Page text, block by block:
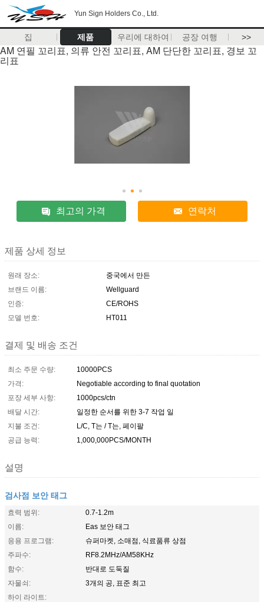
Yun Sign Holders Co., Ltd.
집 제품 우리에 대하여 공장 여행 >>
AM 연필 꼬리표, 의류 안전 꼬리표, AM 단단한 꼬리표, 경보 꼬
리표
최고의 가격 연락처
제품 상세 정보
원래 장소:
중국에서 만든
브랜드 이름:
Wellguard
인증:
CE/ROHS
모델 번호:
HT011
결제 및 배송 조건
최소 주문 수량:
10000PCS
가격:
Negotiable according to final quotation
포장 세부 사항:
1000pcs/ctn
배달 시간:
일정한 순서를 위한 3-7 작업 일
지불 조건:
L/C, T는 / T는, 페이팔
공급 능력:
1,000,000PCS/MONTH
설명
검사점 보안 태그
효력 범위:
0.7-1.2m
이름:
Eas 보안 태그
응용 프로그램:
슈퍼마켓, 소매점, 식료품류 상점
주파수:
RF8.2MHz/AM58KHz
함수:
반대로 도둑질
자물쇠:
3개의 공, 표준 최고
하이 라이트: